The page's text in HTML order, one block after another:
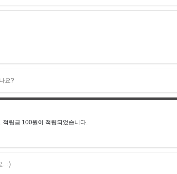
요?
적립금 100원이 적립되었습니다.